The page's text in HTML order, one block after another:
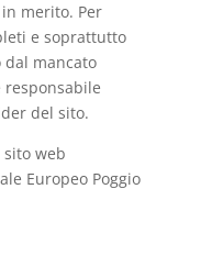
merito. Per
e soprattutto
dal mancato
del sito.
web
Europeo Poggio